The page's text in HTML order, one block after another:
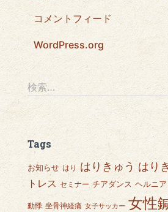
コメントフィード
WordPress.org
検
索
:
検索…
Tags
お知らせ はり はりきゅう はり
トレス セミナー チアダンス ヘルニア
動悸 坐骨神経痛 女子サッカー 女性